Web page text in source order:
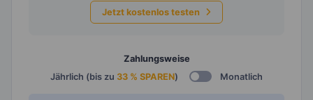
Jetzt kostenlos testen
Zahlungsweise
Jährlich (bis zu 33 % SPAREN) Monatlich